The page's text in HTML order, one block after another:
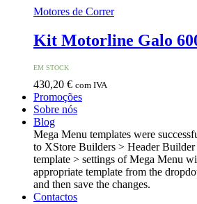
Motores de Correr
Kit Motorline Galo
EM STOCK
430,20 € com IVA
Promoções
Sobre nós
Blog
Mega Menu templates were
to XStore Builders > Header
template > settings of Mega Menu
appropriate template from the
and then save the changes.
Contactos